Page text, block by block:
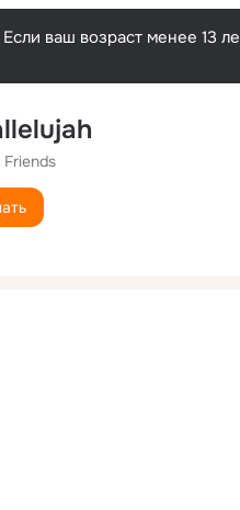
ваш возраст менее 13
Friends